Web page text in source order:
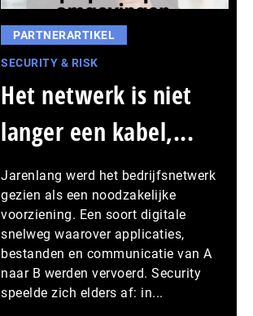
PARTNERARTIKEL
SECURITY & RISK
Het netwerk is niet
langer een kabel,...
Jarenlang werd het bedrijfsnetwerk
gezien als een noodzakelijke
voorziening. Een soort digitale
snelweg waarover applicaties,
bestanden en communicatie van A
naar B werden vervoerd. Security
speelde zich elders af: in...